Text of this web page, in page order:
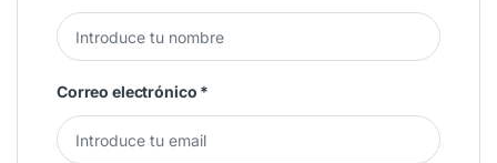
Correo electrónico *